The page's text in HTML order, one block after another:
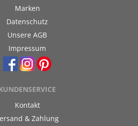
Marken
Datenschutz
Unsere AGB
Impressum
Kontakt
& Zahlung